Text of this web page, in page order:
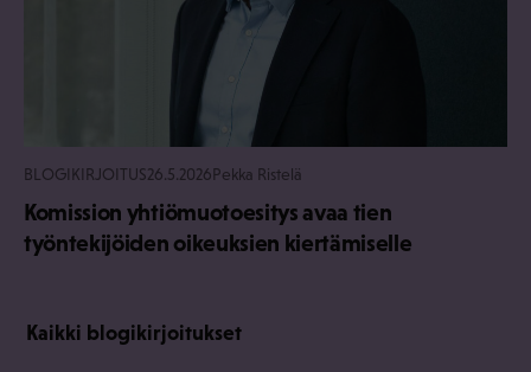
BLOGIKIRJOITUS26.5.2026Pekka Ristelä
Komission yhtiömuotoesitys avaa tien
työntekijöiden oikeuksien kiertämiselle
Kaikki blogikirjoitukset